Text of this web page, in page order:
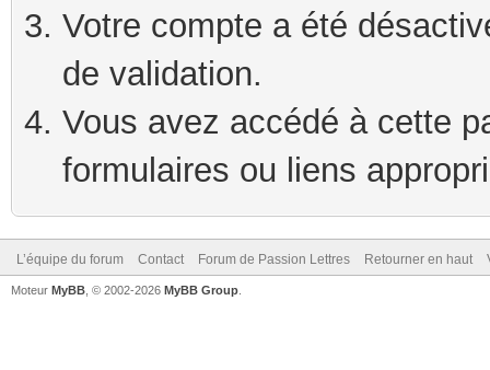
Votre compte a été
de validation.
Vous avez accédé à cette
formulaires ou liens
L’équipe du forum Contact Forum de Passion Lettres Retourner en haut
Moteur MyBB , © 2002-2026 MyBB Group